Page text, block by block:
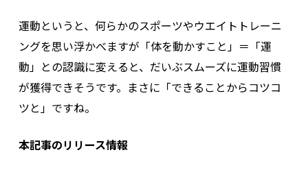
運動というと、何らかのスポーツやウエイトトレーニ
ングを思い浮かべますが「体を動かすこと」＝「運
動」との認識に変えると、だいぶスムーズに運動習慣
が獲得できそうです。まさに「できることからコツコ
ツと」ですね。
本記事のリリース情報